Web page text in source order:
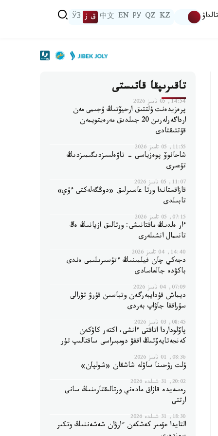
تالداۋ KZ
QZ
РУ
EN
中文 ق ز ЎЗ
تاقىرىپقا قاتىستى
14:54, 05 تامىز 2026
پرەزيدەنت ۇلتتىق ارحيۆتىڭ ۇجىمى مەن
ارداگەرلەرىن 20 جىلدىق مەرەيتويمەن
قۇتتىقتادى
11:55, 05 تامىز 2026
شاحانوۆ پوەزياسى - تاۋەلسىزدىگىمىزدىڭ
تۇعىرى
11:07, 05 تامىز 2026
قازاقستاندا ورتا عاسىرلىق «دوڭگەلەكتى ءۇي»
تابىلدى
07:15, 05 تامىز 2026
ءار ەلدىڭ ماقتانىشى: ورتالىق ازيانىڭ ەڭ
تانىمال انشىلەرى
14:40, 04 تامىز 2026
دجەكي چان فيلمىنىڭ ءتۇسىرىلىمى ەندى
باكۋدە جالعاسادى
07:09, 04 تامىز 2026
ديماش قۇدايبەرگەن وتباسىن قۇرۋ تۋرالى
سۇراققا جاۋاپ بەردى
08:45, 03 تامىز 2026
پاۆلوداردا اتاقتى ءانشى، اكتەر كاۋكەن
كەنجەتايەۆتىڭ اققۋ دومبىراسى ساقتالىپ تۇر
08:36, 01 تامىز 2026
ۇلت رۋحىنا ساۋلە شاشقان «شولپان»
20:02, 31 شىلدە 2026
رەسەيدە قازاق مادەني ورتالىقتارىنىڭ سانى
ارتتى
18:30, 31 شىلدە 2026
التايدا عۇمىر كەشكەن ءارۋان شەشەننىڭ وتكىر